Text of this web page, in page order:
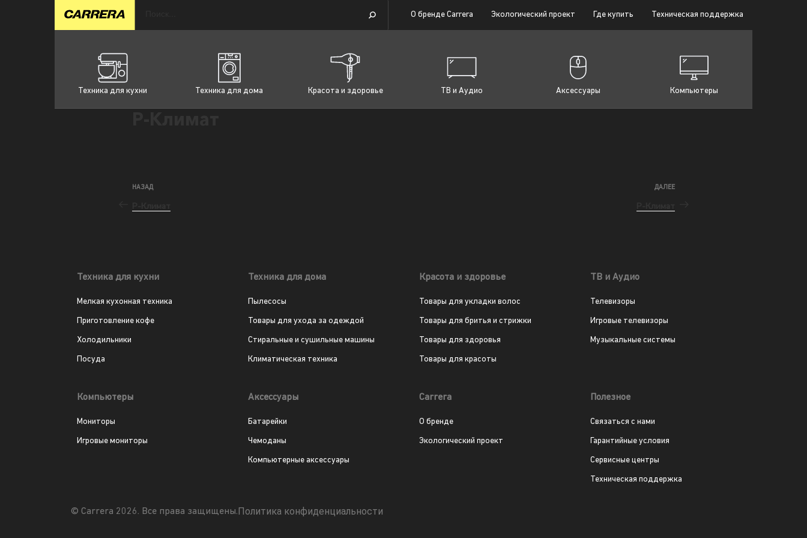
О бренде Carrera Экологический проект Где купить Техническая поддержка
Техника для кухни Техника для дома Красота и здоровье ТВ и Аудио Аксессуары Компьютеры
НАЗАД ДАЛЕЕ
Техника для кухни
Мелкая кухонная техника
Приготовление кофе
Холодильники
Посуда
Техника для дома
Пылесосы
Товары для ухода за одеждой
Стиральные и сушильные машины
Климатическая техника
Красота и здоровье
Товары для укладки волос
Товары для бритья и стрижки
Товары для здоровья
Товары для красоты
ТВ и Аудио
Телевизоры
Игровые телевизоры
Музыкальные системы
Компьютеры
Мониторы
Игровые мониторы
Аксессуары
Батарейки
Чемоданы
Компьютерные аксессуары
Carrera
О бренде
Экологический проект
Полезное
Связаться с нами
Гарантийные условия
Сервисные центры
Техническая поддержка
© Carrera 2026. Все права защищены.Политика конфиденциальности